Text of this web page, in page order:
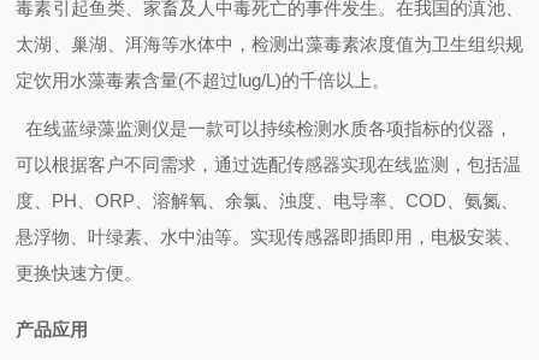
毒素引起鱼类、家畜及人中毒死亡的事件发生。在我国的滇池、
太湖、巢湖、洱海等水体中，检测出藻毒素浓度值为卫生组织规
定饮用水藻毒素含量(不超过lug/L)的千倍以上。
在线蓝绿藻监测仪是一款可以持续检测水质各项指标的仪器，
可以根据客户不同需求，通过选配传感器实现在线监测，包括温
度、 PH 、ORP 、溶解氧、余氯、浊度、电导率、COD 、氨氮、
悬浮物、叶绿素、水中油等。实现传感器即插即用，电极安装、
更换快速方便。
产品应用